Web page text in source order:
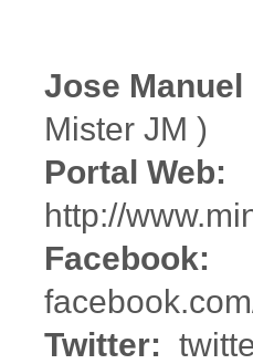
Jose
Mister JM )
Portal Web:
http://
Facebook:
Twitter: